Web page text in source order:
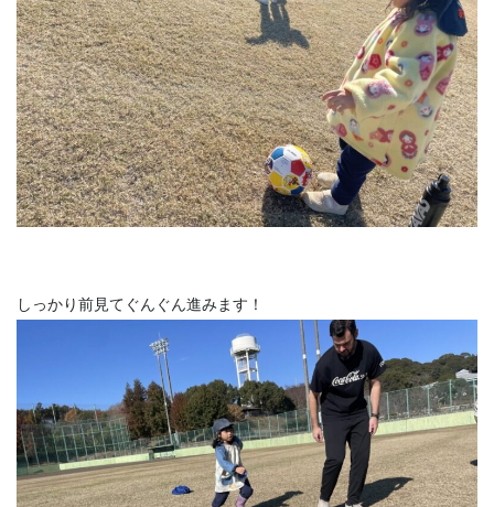
しっかり前見てぐんぐん進みます！